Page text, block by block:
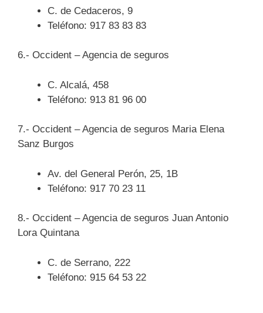
C. de Cedaceros, 9
Teléfono: 917 83 83 83
6.- Occident – Agencia de seguros
C. Alcalá, 458
Teléfono: 913 81 96 00
7.- Occident – Agencia de seguros Maria Elena
Sanz Burgos
Av. del General Perón, 25, 1B
Teléfono: 917 70 23 11
8.- Occident – Agencia de seguros Juan Antonio
Lora Quintana
C. de Serrano, 222
Teléfono: 915 64 53 22